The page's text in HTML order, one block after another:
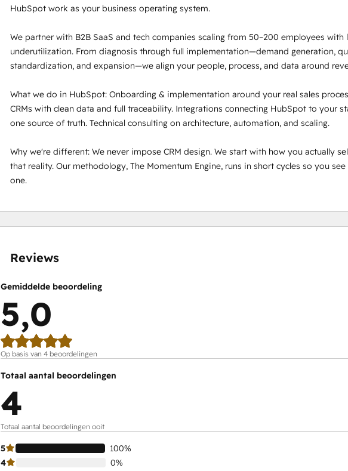
HubSpot work as your business operating system.
We partner with B2B SaaS and tech companies scaling from 50–200 employees with
underutilization. From diagnosis through full implementation—demand generation,
standardization, and expansion—we align your people, process, and data around
What we do in HubSpot: Onboarding & implementation around your real sales
CRMs with clean data and full traceability. Integrations connecting HubSpot to your
one source of truth. Technical consulting on architecture, automation, and scaling.
Why we're different: We never impose CRM design. We start with how you actually
that reality. Our methodology, The Momentum Engine, runs in short cycles so you
one.
Reviews
Gemiddelde beoordeling
5,0
Op basis van 4 beoordelingen
Totaal aantal beoordelingen
4
Totaal aantal beoordelingen ooit
5
100%
4
0%